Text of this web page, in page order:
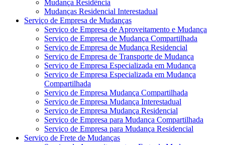
Mudança Residência
Mudanças Residencial Interestadual
Serviço de Empresa de Mudanças
Serviço de Empresa de Aproveitamento e Mudança
Serviço de Empresa de Mudança Compartilhada
Serviço de Empresa de Mudança Residencial
Serviço de Empresa de Transporte de Mudança
Serviço de Empresa Especializada em Mudança
Serviço de Empresa Especializada em Mudança
Compartilhada
Serviço de Empresa Mudança Compartilhada
Serviço de Empresa Mudança Interestadual
Serviço de Empresa Mudança Residencial
Serviço de Empresa para Mudança Compartilhada
Serviço de Empresa para Mudança Residencial
Serviço de Frete de Mudanças